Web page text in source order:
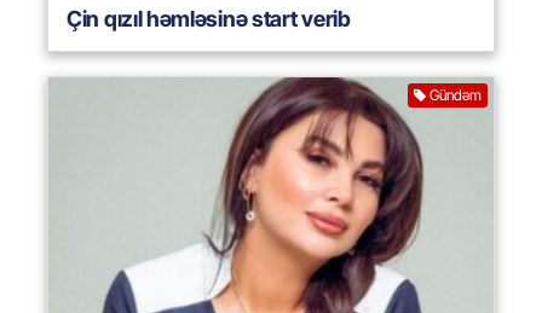
Çin qızıl həmləsinə start verib
Gündəm